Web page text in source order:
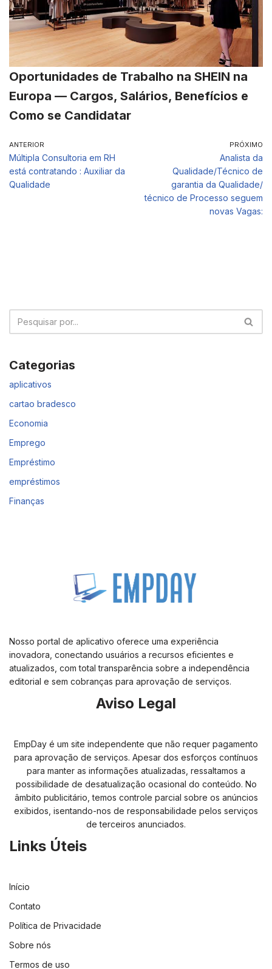
Oportunidades de Trabalho na SHEIN na
Europa — Cargos, Salários, Benefícios e
Como se Candidatar
ANTERIOR
Múltipla Consultoria em RH
está contratando : Auxiliar da
Qualidade
PRÓXIMO
Analista da
Qualidade/Técnico de
garantia da Qualidade/
técnico de Processo seguem
novas Vagas:
Categorias
aplicativos
cartao bradesco
Economia
Emprego
Empréstimo
empréstimos
Finanças
Nosso portal de aplicativo oferece uma experiência
inovadora, conectando usuários a recursos eficientes e
atualizados, com total transparência sobre a independência
editorial e sem cobranças para aprovação de serviços.
Aviso Legal
EmpDay é um site independente que não requer pagamento
para aprovação de serviços. Apesar dos esforços contínuos
para manter as informações atualizadas, ressaltamos a
possibilidade de desatualização ocasional do conteúdo. No
âmbito publicitário, temos controle parcial sobre os anúncios
exibidos, isentando-nos de responsabilidade pelos serviços
de terceiros anunciados.
Links Úteis
Início
Contato
Política de Privacidade
Sobre nós
Termos de uso